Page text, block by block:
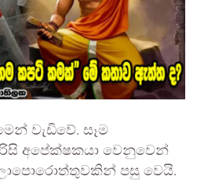
වැඩිවේ. සෑම
අපේක්ෂකයා වෙනුවෙන්
පසු වෙයි.